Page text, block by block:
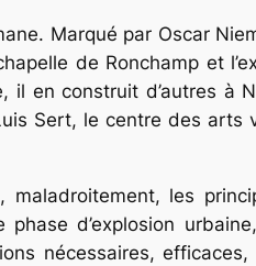
Marqué par Oscar
de Ronchamp et
il en construit d’autres à
Sert, le centre des arts
maladroitement, les
d’explosion
nécessaires,